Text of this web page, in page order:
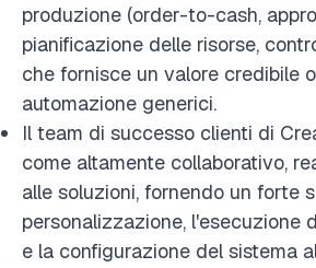
produzione (order-to-cash,
pianificazione delle risorse,
che fornisce un valore credibile
automazione generici.
Il team di successo clienti di
come altamente collaborativo,
alle soluzioni, fornendo un forte
personalizzazione, l'esecuzione
e la configurazione del sistema